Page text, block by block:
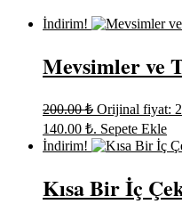
İndirim!
Mevsimler ve
200.00₺ Orijinal fiyat:
140.00 ₺. Sepete Ekle
İndirim!
Kısa Bir İç